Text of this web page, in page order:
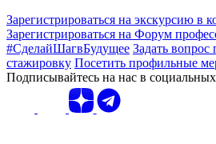
Зарегистрироваться на экскурсию в
Зарегистрироваться на Форум
#СделайШагвБудущее Задать вопрос
стажировку Посетить профильные
Подписывайтесь на нас в социальных